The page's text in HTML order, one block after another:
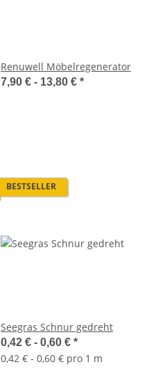
Renuwell Möbelregenerator
7,90 € - 13,80 € *
BESTSELLER
Seegras Schnur gedreht
0,42 € - 0,60 € *
0,42 € - 0,60 € pro 1 m